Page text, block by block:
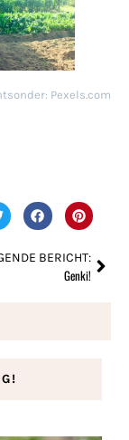
Pexels.com
BERICHT:
Genki!